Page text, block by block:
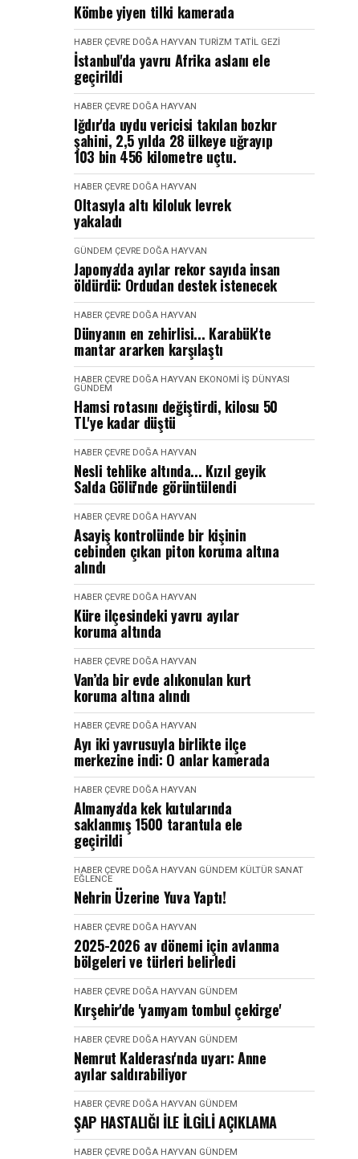
Kömbe yiyen tilki kamerada
HABER ÇEVRE DOĞA HAYVAN TURIZM TATIL GEZI
İstanbul'da yavru Afrika aslanı ele
geçirildi
HABER ÇEVRE DOĞA HAYVAN
Iğdır'da uydu vericisi takılan bozkır
şahini, 2,5 yılda 28 ülkeye uğrayıp
103 bin 456 kilometre uçtu.
HABER ÇEVRE DOĞA HAYVAN
Oltasıyla altı kiloluk levrek
yakaladı
GÜNDEM ÇEVRE DOĞA HAYVAN
Japonya'da ayılar rekor sayıda insan
öldürdü: Ordudan destek istenecek
HABER ÇEVRE DOĞA HAYVAN
Dünyanın en zehirlisi... Karabük'te
mantar ararken karşılaştı
HABER ÇEVRE DOĞA HAYVAN EKONOMI İŞ DÜNYASI
GÜNDEM
Hamsi rotasını değiştirdi, kilosu 50
TL'ye kadar düştü
HABER ÇEVRE DOĞA HAYVAN
Nesli tehlike altında... Kızıl geyik
Salda Gölü'nde görüntülendi
HABER ÇEVRE DOĞA HAYVAN
Asayiş kontrolünde bir kişinin
cebinden çıkan piton koruma altına
alındı
HABER ÇEVRE DOĞA HAYVAN
Küre ilçesindeki yavru ayılar
koruma altında
HABER ÇEVRE DOĞA HAYVAN
Van’da bir evde alıkonulan kurt
koruma altına alındı
HABER ÇEVRE DOĞA HAYVAN
Ayı iki yavrusuyla birlikte ilçe
merkezine indi: O anlar kamerada
HABER ÇEVRE DOĞA HAYVAN
Almanya'da kek kutularında
saklanmış 1500 tarantula ele
geçirildi
HABER ÇEVRE DOĞA HAYVAN GÜNDEM KÜLTÜR SANAT
EĞLENCE
Nehrin Üzerine Yuva Yaptı!
HABER ÇEVRE DOĞA HAYVAN
2025-2026 av dönemi için avlanma
bölgeleri ve türleri belirledi
HABER ÇEVRE DOĞA HAYVAN GÜNDEM
Kırşehir'de 'yamyam tombul çekirge'
HABER ÇEVRE DOĞA HAYVAN GÜNDEM
Nemrut Kalderası'nda uyarı: Anne
ayılar saldırabiliyor
HABER ÇEVRE DOĞA HAYVAN GÜNDEM
ŞAP HASTALIĞI İLE İLGİLİ AÇIKLAMA
HABER ÇEVRE DOĞA HAYVAN GÜNDEM